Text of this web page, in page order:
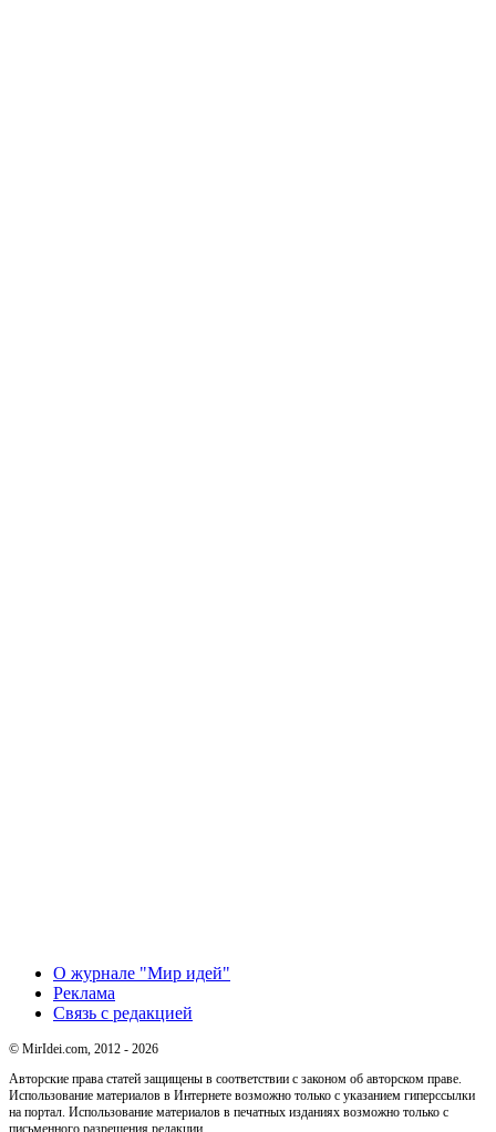
О журнале "Мир идей"
Реклама
Связь с редакцией
© MirIdei.com, 2012 - 2026
Авторские права статей защищены в соответствии с законом об авторском праве.
Использование материалов в Интернете возможно только с указанием гиперссылки
на портал. Использование материалов в печатных изданиях возможно только с
письменного разрешения редакции.